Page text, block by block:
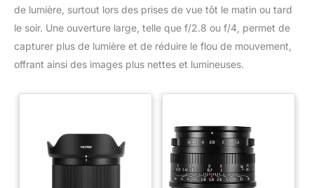
de lumière, surtout lors des prises de vue tôt le matin ou tard
le soir. Une ouverture large, telle que f/2.8 ou f/4, permet de
capturer plus de lumière et de réduire le flou de mouvement,
offrant ainsi des images plus nettes et lumineuses.